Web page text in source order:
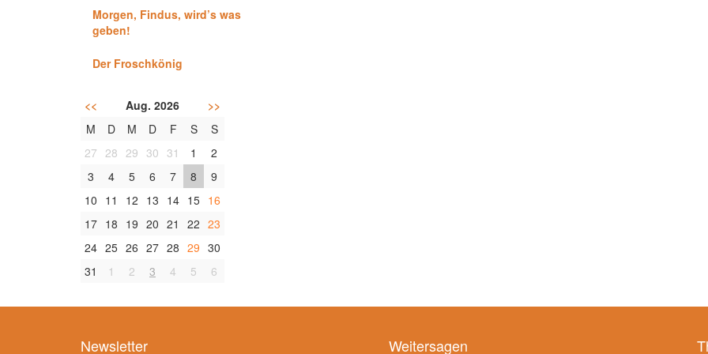
Morgen, Findus, wird’s was
geben!
Der Froschkönig
<< Aug. 2026
>>
M
D M D F S
S
27 28 29 30 31 1
2
3
4 5 6 7 8
9
10 11 12 13 14 15 16
17 18 19 20 21 22 23
24 25 26 27 28 29 30
31
1 2 3 4 5 6
Newsletter Weitersagen